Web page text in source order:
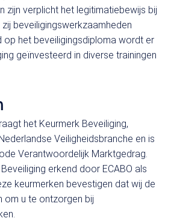
zijn verplicht het legitimatiebewijs bij
beveiligingswerkzaamheden
op het beveiligingsdiploma wordt er
geïnvesteerd in diverse trainingen
het Keurmerk Beveiliging,
Veiligheidsbranche en is
Verantwoordelijk Marktgedrag.
erkend door ECABO als
keurmerken bevestigen dat wij de
om u te ontzorgen bij